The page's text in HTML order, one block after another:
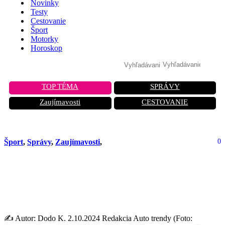
Novinky
Testy
Cestovanie
Šport
Motorky
Horoskop
TOP TÉMA
SPRÁVY
Zaujímavosti
CESTOVANIE
Šport, Správy, Zaujímavosti, 0
✍️ Autor: Dodo K. 2.10.2024 Redakcia Auto trendy (Foto: